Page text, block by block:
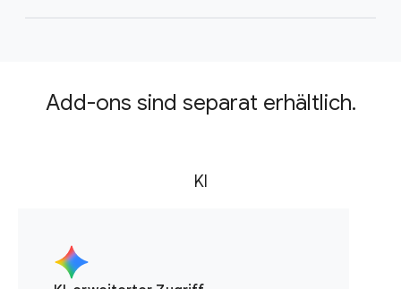
Add-ons sind separat erhältlich.
KI